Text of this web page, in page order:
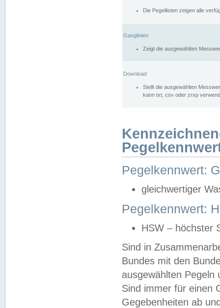
Die Pegellisten zeigen alle
Ganglinien
Zeigt die ausgewählten
Download
Stellt die ausgewählten
kann txt, csv oder zrxp
Pegelkennwert:
gleichwertiger
Pegelkennwert:
HSW – höchster
Sind in
Bundes mit den
ausgewählten
Sind immer für einen
Gegebenheiten ab